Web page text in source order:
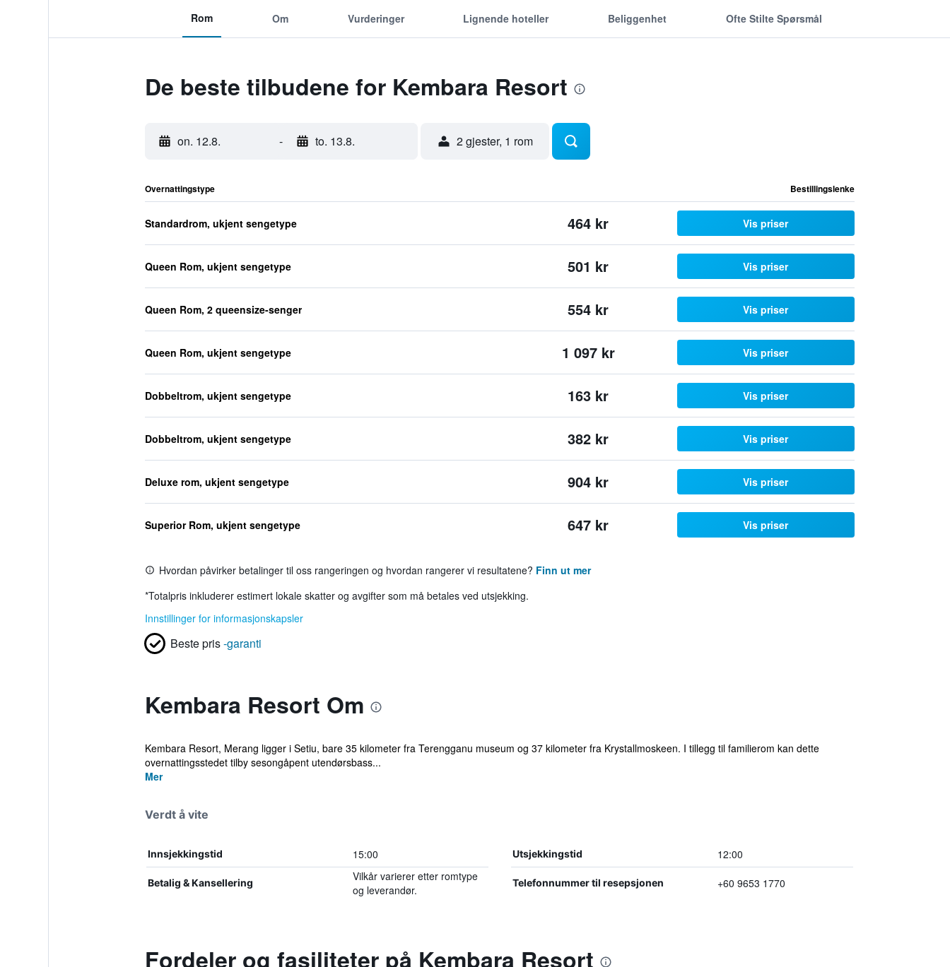
Rom Om Vurderinger Lignende hoteller Beliggenhet Ofte Stilte Spørsmål
De beste tilbudene for Kembara Resort
on. 12.8. - to. 13.8. 2 gjester, 1 rom
Overnattingstype Bestillingslenke
Standardrom, ukjent sengetype 464 kr Vis priser
Queen Rom, ukjent sengetype 501 kr Vis priser
Queen Rom, 2 queensize-senger 554 kr Vis priser
Queen Rom, ukjent sengetype 1 097 kr Vis priser
Dobbeltrom, ukjent sengetype 163 kr Vis priser
Dobbeltrom, ukjent sengetype 382 kr Vis priser
Deluxe rom, ukjent sengetype 904 kr Vis priser
Superior Rom, ukjent sengetype 647 kr Vis priser
Hvordan påvirker betalinger til oss rangeringen og hvordan rangerer vi resultatene? Finn ut mer
*Totalpris inkluderer estimert lokale skatter og avgifter som må betales ved utsjekking.
Innstillinger for informasjonskapsler
Beste pris-garanti
Kembara Resort Om
Kembara Resort, Merang ligger i Setiu, bare 35 kilometer fra Terengganu museum og 37 kilometer fra Krystallmoskeen. I tillegg til familierom kan dette
overnattingsstedet tilby sesongåpent utendørsbass...
Mer
Verdt å vite
Innsjekkingstid 15:00 Utsjekkingstid 12:00
Betalig & Kansellering
Vilkår varierer etter romtype
og leverandør.
Telefonnummer til resepsjonen +60 9653 1770
Fordeler og fasiliteter på Kembara Resort